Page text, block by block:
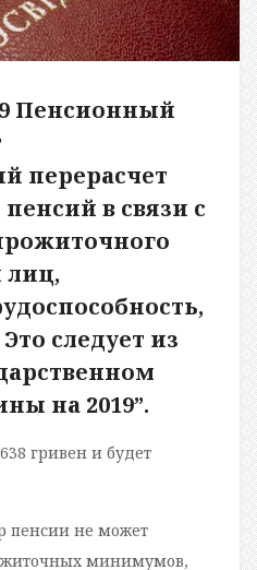
Пенсионный
перерасчет
в связи с
следует из
на 2019”.
гривен и будет
пенсии не может
минимумов,